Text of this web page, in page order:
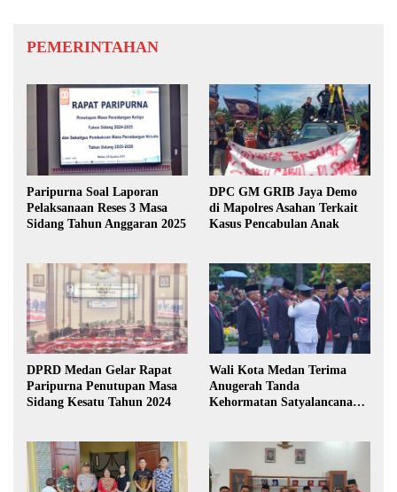
PEMERINTAHAN
Paripurna Soal Laporan
Pelaksanaan Reses 3 Masa
Sidang Tahun Anggaran 2025
DPC GM GRIB Jaya Demo
di Mapolres Asahan Terkait
Kasus Pencabulan Anak
DPRD Medan Gelar Rapat
Paripurna Penutupan Masa
Sidang Kesatu Tahun 2024
Wali Kota Medan Terima
Anugerah Tanda
Kehormatan Satyalancana